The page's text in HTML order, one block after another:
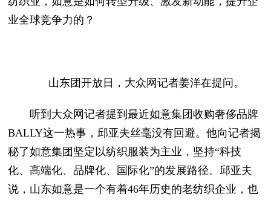
业全球竞争力的？
山东团开放日，大众网记者姜洋在提问。
听到大众网记者提到最近如意集团收购奢侈品牌
BALLY这一热事，邱亚夫丝毫没有回避。他向记者揭
秘了如意集团坚定以纺织服装为主业，坚持“科技
化、高端化、品牌化、国际化”的发展路径。邱亚夫
说，山东如意是一个有着46年历史的老纺织企业，也